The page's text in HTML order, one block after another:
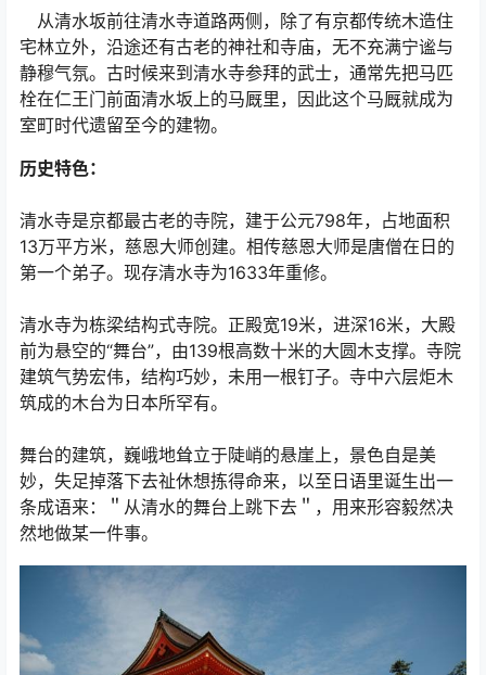
从清水坂前往清水寺道路两侧，除了有京都传统木造住
宅林立外，沿途还有古老的神社和寺庙，无不充满宁谧与
静穆气氛。古时候来到清水寺参拜的武士，通常先把马匹
栓在仁王门前面清水坂上的马厩里，因此这个马厩就成为
室町时代遗留至今的建物。
历史特色：
清水寺是京都最古老的寺院，建于公元798年，占地面积
13万平方米，慈恩大师创建。相传慈恩大师是唐僧在日的
第一个弟子。现存清水寺为1633年重修。
清水寺为栋梁结构式寺院。正殿宽19米，进深16米，大殿
前为悬空的“舞台”，由139根高数十米的大圆木支撑。寺院
建筑气势宏伟，结构巧妙，未用一根钉子。寺中六层炬木
筑成的木台为日本所罕有。
舞台的建筑，巍峨地耸立于陡峭的悬崖上，景色自是美
妙，失足掉落下去祉休想拣得命来，以至日语里诞生出一
条成语来：＂从清水的舞台上跳下去＂，用来形容毅然决
然地做某一件事。